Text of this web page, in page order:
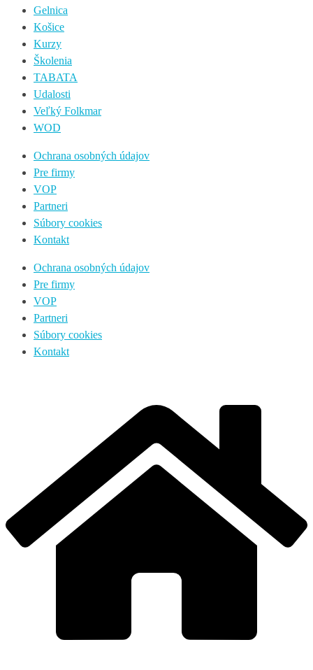
Gelnica
Košice
Kurzy
Školenia
TABATA
Udalosti
Veľký Folkmar
WOD
Ochrana osobných údajov
Pre firmy
VOP
Partneri
Súbory cookies
Kontakt
Ochrana osobných údajov
Pre firmy
VOP
Partneri
Súbory cookies
Kontakt